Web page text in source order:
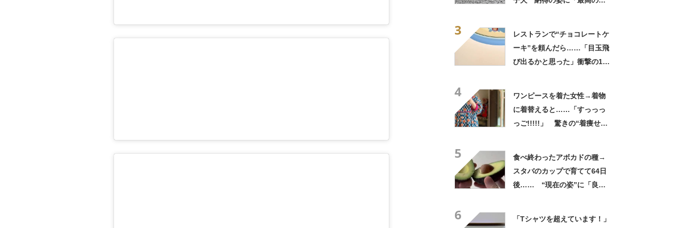
3
レストランで“チョコレートケ
ーキ”を頼んだら……「目玉飛
び出るかと思った」衝撃の1皿
4
ワンピースを着た女性→着物
に着替えると……「すっっっ
っご!!!!!」 驚きの“着痩せ
5
食べ終わったアボカドの種→
スタバのカップで育てて64日
後…… “現在の姿”に「良さ
6
「Tシャツを超えています！」